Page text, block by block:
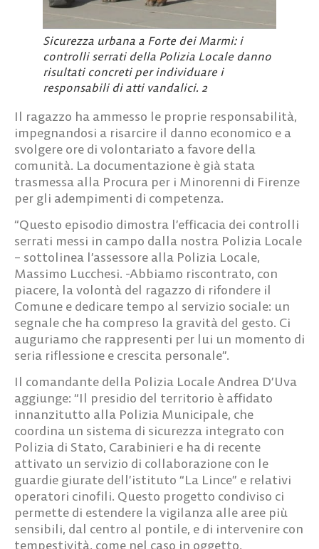
Sicurezza urbana a Forte dei Marmi: i
controlli serrati della Polizia Locale danno
risultati concreti per individuare i
responsabili di atti vandalici. 2
Il ragazzo ha ammesso le proprie responsabilità,
impegnandosi a risarcire il danno economico e a
svolgere ore di volontariato a favore della
comunità. La documentazione è già stata
trasmessa alla Procura per i Minorenni di Firenze
per gli adempimenti di competenza.
“Questo episodio dimostra l’efficacia dei controlli
serrati messi in campo dalla nostra Polizia Locale
– sottolinea l’assessore alla Polizia Locale,
Massimo Lucchesi. -Abbiamo riscontrato, con
piacere, la volontà del ragazzo di rifondere il
Comune e dedicare tempo al servizio sociale: un
segnale che ha compreso la gravità del gesto. Ci
auguriamo che rappresenti per lui un momento di
seria riflessione e crescita personale”.
Il comandante della Polizia Locale Andrea D’Uva
aggiunge: “Il presidio del territorio è affidato
innanzitutto alla Polizia Municipale, che
coordina un sistema di sicurezza integrato con
Polizia di Stato, Carabinieri e ha di recente
attivato un servizio di collaborazione con le
guardie giurate dell’istituto “La Lince” e relativi
operatori cinofili. Questo progetto condiviso ci
permette di estendere la vigilanza alle aree più
sensibili, dal centro al pontile, e di intervenire con
tempestività, come nel caso in oggetto,